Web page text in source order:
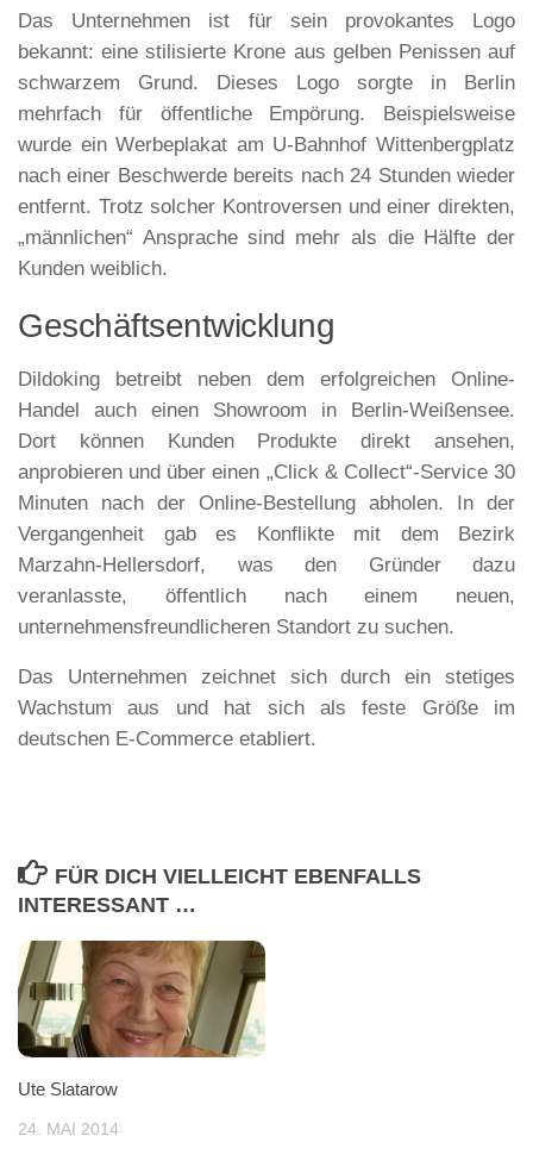
Das Unternehmen ist für sein provokantes Logo
bekannt: eine stilisierte Krone aus gelben Penissen auf
schwarzem Grund. Dieses Logo sorgte in Berlin
mehrfach für öffentliche Empörung. Beispielsweise
wurde ein Werbeplakat am U-Bahnhof Wittenbergplatz
nach einer Beschwerde bereits nach 24 Stunden wieder
entfernt. Trotz solcher Kontroversen und einer direkten,
„männlichen“ Ansprache sind mehr als die Hälfte der
Kunden weiblich.
Geschäftsentwicklung
Dildoking betreibt neben dem erfolgreichen Online-
Handel auch einen Showroom in Berlin-Weißensee.
Dort können Kunden Produkte direkt ansehen,
anprobieren und über einen „Click & Collect“-Service 30
Minuten nach der Online-Bestellung abholen. In der
Vergangenheit gab es Konflikte mit dem Bezirk
Marzahn-Hellersdorf, was den Gründer dazu
veranlasste, öffentlich nach einem neuen,
unternehmensfreundlicheren Standort zu suchen.
Das Unternehmen zeichnet sich durch ein stetiges
Wachstum aus und hat sich als feste Größe im
deutschen E-Commerce etabliert.
FÜR DICH VIELLEICHT EBENFALLS
INTERESSANT …
Ute Slatarow
24. MAI 2014